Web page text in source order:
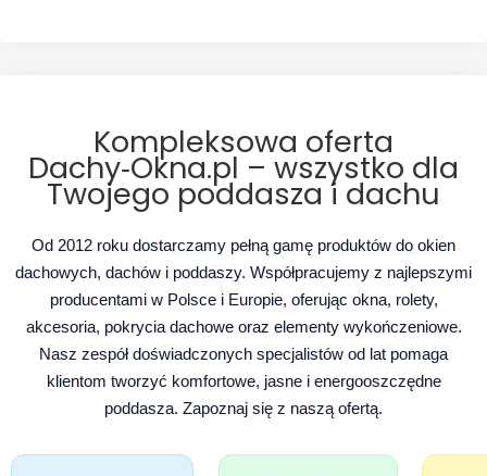
Kompleksowa oferta
Dachy‑Okna.pl – wszystko dla
Twojego poddasza i dachu
Od 2012 roku dostarczamy pełną gamę produktów do okien
dachowych, dachów i poddaszy. Współpracujemy z najlepszymi
producentami w Polsce i Europie, oferując okna, rolety,
akcesoria, pokrycia dachowe oraz elementy wykończeniowe.
Nasz zespół doświadczonych specjalistów od lat pomaga
klientom tworzyć komfortowe, jasne i energooszczędne
poddasza. Zapoznaj się z naszą ofertą.